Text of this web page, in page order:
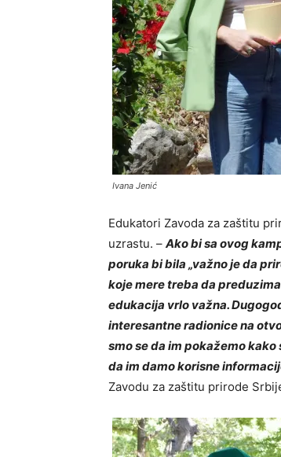
Ivana Jenić
Edukatori Zavoda za zaštitu
uzrastu. – Ako bi sa ovog
poruka bi bila „važno je da
koje mere treba da
edukacija vrlo važna.
interesantne radionice na
smo se da im pokažemo
da im damo korisne
Zavodu za zaštitu prirode